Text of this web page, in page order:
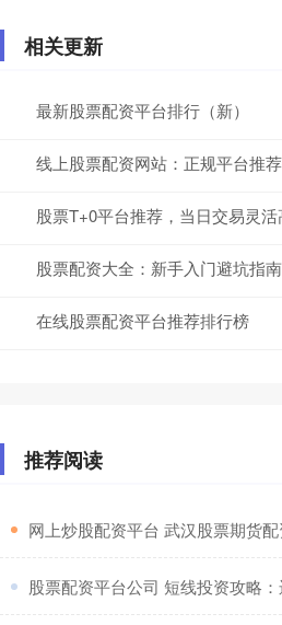
相关更新
最新股票配资平台排行（新）
线上股票配资网站：正规平台推
股票T+0平台推荐，当日交易灵活
股票配资大全：新手入门避坑指南
在线股票配资平台推荐排行榜
推荐阅读
网上炒股配资平台 武汉股票期货
股票配资平台公司 短线投资攻略